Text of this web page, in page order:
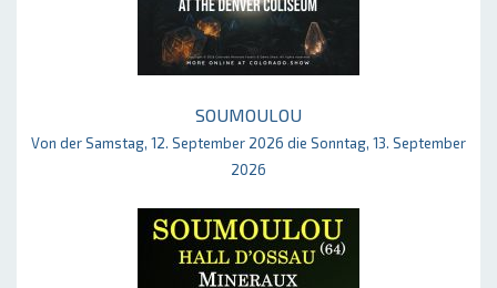
SOUMOULOU
Von der Samstag, 12. September 2026 die Sonntag, 13. September
2026